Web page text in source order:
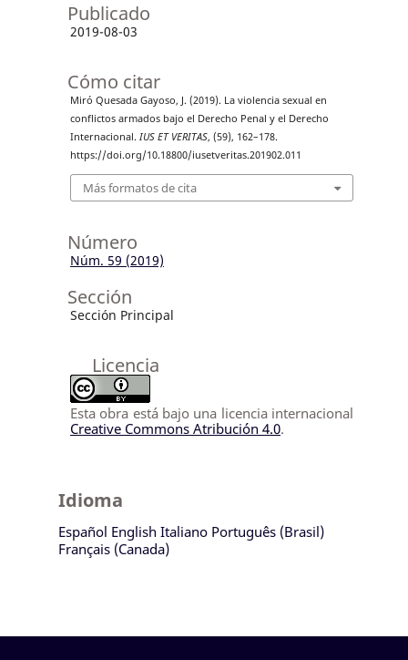
Publicado
2019-08-03
Cómo citar
Miró Quesada Gayoso, J. (2019). La violencia sexual en
conflictos armados bajo el Derecho Penal y el Derecho
Internacional. IUS ET VERITAS, (59), 162–178.
https://doi.org/10.18800/iusetveritas.201902.011
Más formatos de cita
Número
Núm. 59 (2019)
Sección
Sección Principal
Licencia
Esta obra está bajo una licencia internacional
Creative Commons Atribución 4.0.
Idioma
Español English Italiano Português (Brasil)
Français (Canada)